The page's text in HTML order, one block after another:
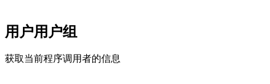
用户用户组
获取当前程序调用者的信息